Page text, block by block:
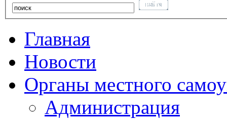
Главная
Новости
Органы местного
Администрация